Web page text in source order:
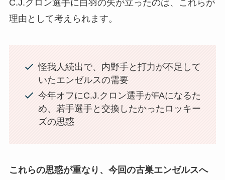
C.J.クロン選手に白羽の矢が立ったのは、これらが
理由として考えられます。
怪我人続出で、内野手と打力が不足して
いたエンゼルスの需要
今年オフにC.J.クロン選手がFAになるた
め、若手選手と交換したかったロッキー
ズの思惑
これらの思惑が重なり、今回の古巣エンゼルスへ